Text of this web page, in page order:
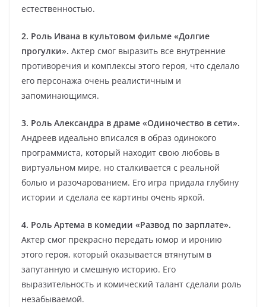
естественностью.
2. Роль Ивана в культовом фильме «Долгие
прогулки». Актер смог выразить все внутренние
противоречия и комплексы этого героя, что сделало
его персонажа очень реалистичным и
запоминающимся.
3. Роль Александра в драме «Одиночество в сети».
Андреев идеально вписался в образ одинокого
программиста, который находит свою любовь в
виртуальном мире, но сталкивается с реальной
болью и разочарованием. Его игра придала глубину
истории и сделала ее картины очень яркой.
4. Роль Артема в комедии «Развод по зарплате».
Актер смог прекрасно передать юмор и иронию
этого героя, который оказывается втянутым в
запутанную и смешную историю. Его
выразительность и комический талант сделали роль
незабываемой.